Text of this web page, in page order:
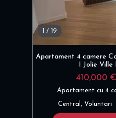
/ 19
Apartament 4 camere
I Jolie Ville
410,000 €
Apartament cu 4
Central, Voluntari